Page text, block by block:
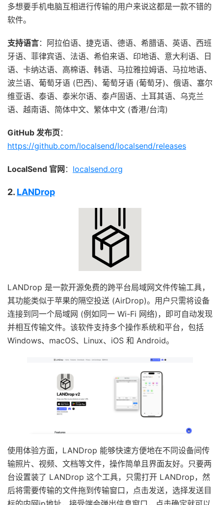
多想要手机电脑互相进行传输的用户来说这都是一款不错的
软件。
支持语言：阿拉伯语、捷克语、德语、希腊语、英语、西班
牙语、菲律宾语、法语、希伯来语、印地语、意大利语、日
语、卡纳达语、高棉语、韩语、马拉雅拉姆语、马拉地语、
波兰语、葡萄牙语 (巴西)、葡萄牙语 (葡萄牙)、俄语、塞尔
维亚语、泰语、泰米尔语、泰卢固语、土耳其语、乌克兰
语、越南语、简体中文、繁体中文 (香港/台湾)
GitHub 发布页：
https://github.com/localsend/localsend/releases
LocalSend 官网 ： localsend.org
2. LANDrop
LANDrop 是一款开源免费的跨平台局域网文件传输工具，
其功能类似于苹果的隔空投送 (AirDrop)。用户只需将设备
连接到同一个局域网 (例如同一 Wi-Fi 网络)，即可自动发现
并相互传输文件。该软件支持多个操作系统和平台，包括
Windows、macOS、Linux、iOS 和 Android。
使用体验方面，LANDrop 能够快速方便地在不同设备间传
输照片、视频、文档等文件，操作简单且界面友好。只要两
台设置装了 LANDrop 这个工具，只需打开 LANDrop，然
后将需要传输的文件拖到传输窗口，点击发送，选择发送目